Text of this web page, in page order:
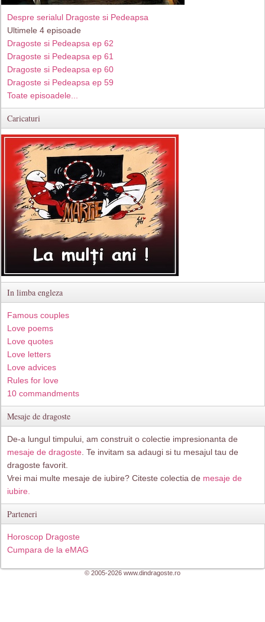
Despre serialul Dragoste si Pedeapsa
Ultimele 4 episoade
Dragoste si Pedeapsa ep 62
Dragoste si Pedeapsa ep 61
Dragoste si Pedeapsa ep 60
Dragoste si Pedeapsa ep 59
Toate episoadele...
Caricaturi
In limba engleza
Famous couples
Love poems
Love quotes
Love letters
Love advices
Rules for love
10 commandments
Mesaje de dragoste
De-a lungul timpului, am construit o colectie impresionanta de
mesaje de dragoste . Te invitam sa adaugi si tu mesajul tau de
dragoste favorit.
Vrei mai multe mesaje de iubire? Citeste colectia de mesaje de
iubire.
Parteneri
Horoscop Dragoste
Cumpara de la eMAG
© 2005-2026 www.dindragoste.ro